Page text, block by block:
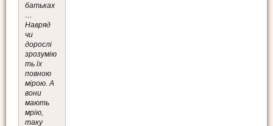
батьках
…
Навряд
чи
дорослі
зрозумію
ть їх
повною
мірою. А
вони
мають
мрію,
таку